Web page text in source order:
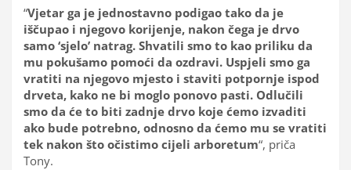
“Vjetar ga je jednostavno podigao tako da je
iščupao i njegovo korijenje, nakon čega je drvo
samo ‘sjelo’ natrag. Shvatili smo to kao priliku da
mu pokušamo pomoći da ozdravi. Uspjeli smo ga
vratiti na njegovo mjesto i staviti potpornje ispod
drveta, kako ne bi moglo ponovo pasti. Odlučili
smo da će to biti zadnje drvo koje ćemo izvaditi
ako bude potrebno, odnosno da ćemo mu se vratiti
tek nakon što očistimo cijeli arboretum“, priča
Tony.